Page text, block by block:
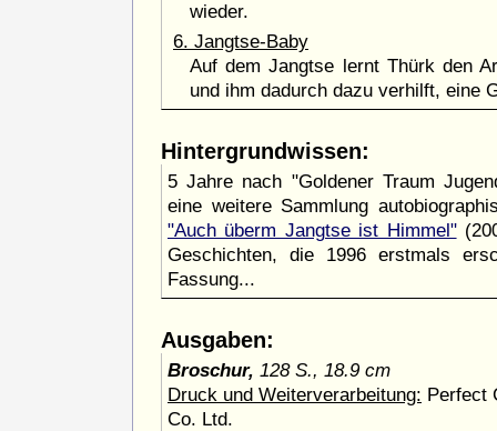
wieder.
6. Jangtse-Baby
Auf dem Jangtse lernt Thürk den
und ihm dadurch dazu verhilft, eine
Hintergrundwissen:
5 Jahre nach "Goldener Traum
eine weitere Sammlung
"Auch überm Jangtse ist Himmel"
Geschichten, die 1996 erstmals
Fassung...
Ausgaben:
Broschur, 128 S., 18.9 cm
Druck und Weiterverarbeitung: Perfect
Co. Ltd.